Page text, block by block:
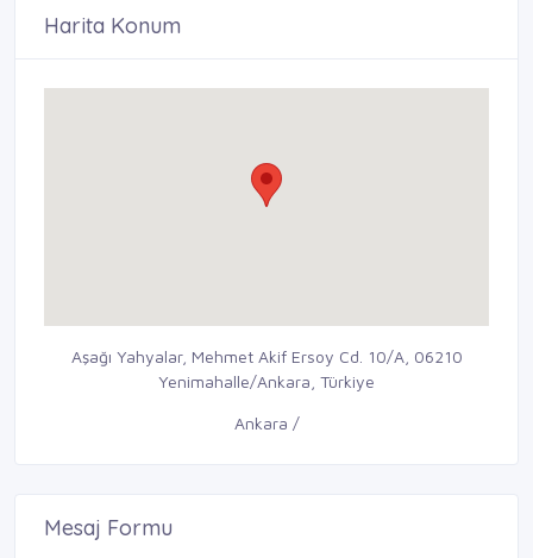
Harita Konum
Aşağı Yahyalar, Mehmet Akif Ersoy Cd. 10/A, 06210
Yenimahalle/Ankara, Türkiye
Ankara /
Mesaj Formu